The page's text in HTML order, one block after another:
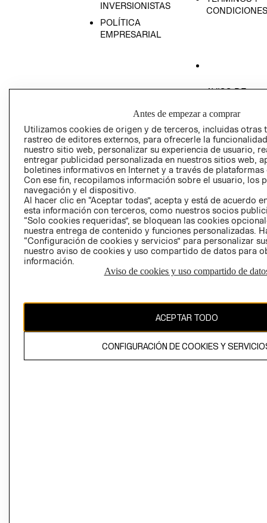
INVERSIONISTAS
POLÍTICA
EMPRESARIAL
CONDICIONES
AVISO DE
GIFT CARD
AVISO DE
Perú (S/)
CAMBIAR REGIÓN
propiedad de H&M Hennes & Mauritz AB
Antes de empezar a comprar
Utilizamos cookies de origen y de terceros, incluidas otras
rastreo de editores externos, para ofrecerle la
nuestro sitio web, personalizar su experiencia de usuario,
entregar publicidad personalizada en nuestros sitios web,
boletines informativos en Internet y a través de plataformas
Con ese fin, recopilamos información sobre el usuario, los
navegación y el dispositivo.
Al hacer clic en “Aceptar todas”, acepta y está de acuerdo
esta información con terceros, como nuestros socios
“Solo cookies requeridas”, se bloquean las cookies
nuestra entrega de contenido y funciones personalizadas.
“Configuración de cookies y servicios” para personalizar
nuestro aviso de cookies y uso compartido de datos para
información.
Aviso de cookies y uso compartido de
ACEPTAR TODO
CONFIGURACIÓN DE COOKIES Y